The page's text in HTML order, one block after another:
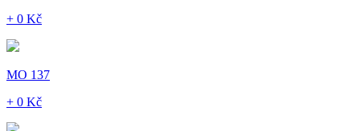
+ 0 Kč
MO 137
+ 0 Kč